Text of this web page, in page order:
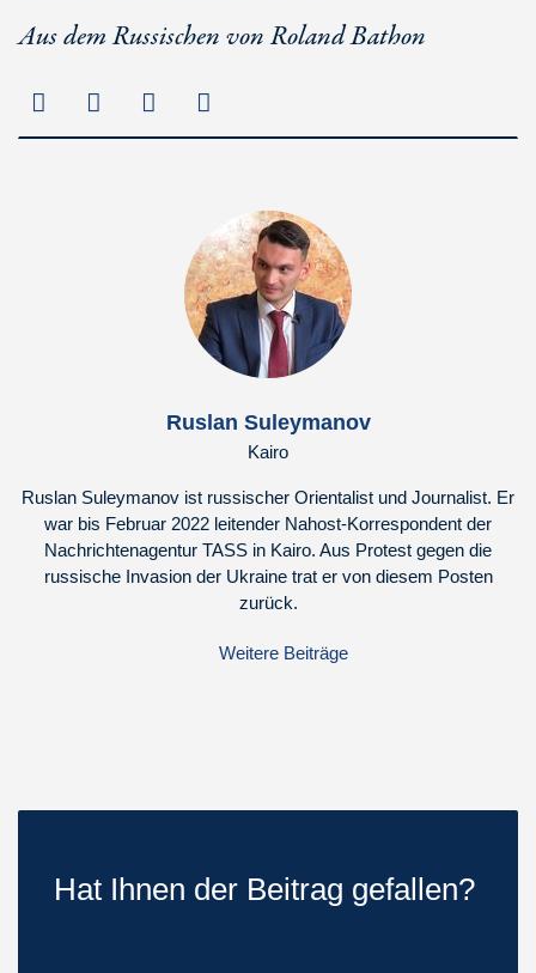
Aus dem Russischen von Roland Bathon
Ruslan Suleymanov
Kairo
Ruslan Suleymanov ist russischer Orientalist und Journalist. Er
war bis Februar 2022 leitender Nahost-Korrespondent der
Nachrichtenagentur TASS in Kairo. Aus Protest gegen die
russische Invasion der Ukraine trat er von diesem Posten
zurück.
Weitere Beiträge
Hat Ihnen der Beitrag gefallen?